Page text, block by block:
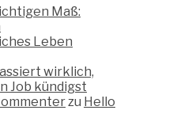
Maß:
Leben
wirklich,
Job kündigst
zu Hello